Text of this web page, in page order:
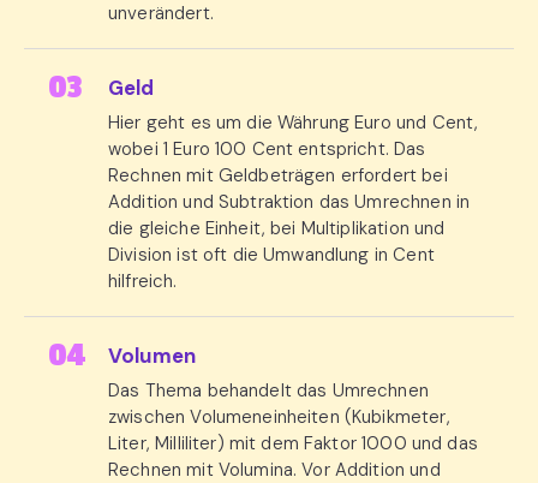
unverändert.
Geld
Hier geht es um die Währung Euro und Cent,
wobei 1 Euro 100 Cent entspricht. Das
Rechnen mit Geldbeträgen erfordert bei
Addition und Subtraktion das Umrechnen in
die gleiche Einheit, bei Multiplikation und
Division ist oft die Umwandlung in Cent
hilfreich.
Volumen
Das Thema behandelt das Umrechnen
zwischen Volumeneinheiten (Kubikmeter,
Liter, Milliliter) mit dem Faktor 1000 und das
Rechnen mit Volumina. Vor Addition und